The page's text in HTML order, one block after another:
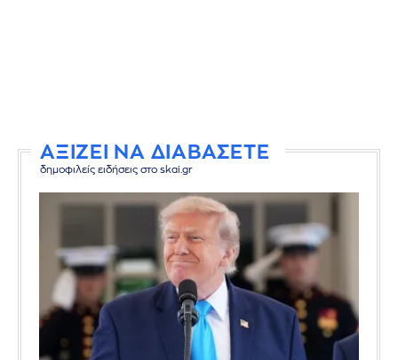
ΑΞΙΖΕΙ ΝΑ ΔΙΑΒΑΣΕΤΕ
δημοφιλείς ειδήσεις στο skai.gr